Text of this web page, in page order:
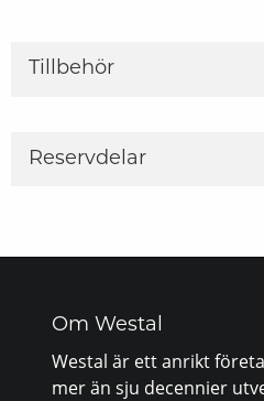
Tillbehör
Reservdelar
Om Westal
Westal är ett anrikt
mer än sju decennier